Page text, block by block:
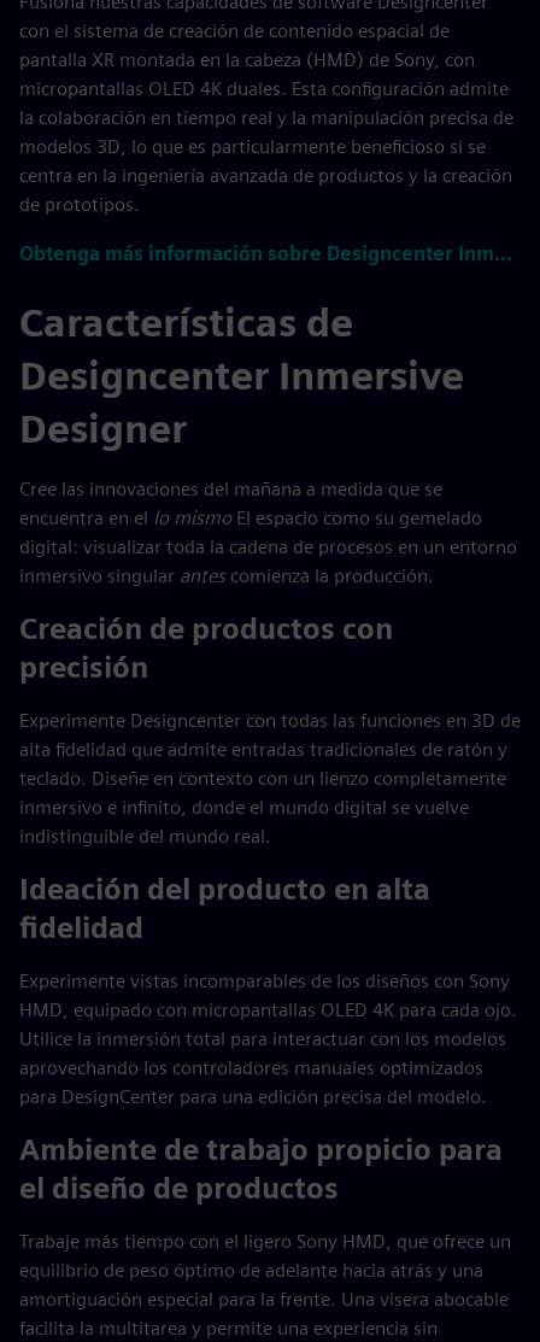
con el sistema de creación de contenido espacial de
pantalla XR montada en la cabeza (HMD) de Sony, con
micropantallas OLED 4K duales. Esta configuración admite
la colaboración en tiempo real y la manipulación precisa de
modelos 3D, lo que es particularmente beneficioso si se
centra en la ingeniería avanzada de productos y la creación
de prototipos.
Obtenga más información sobre Designcenter Inmersive Designer
Características de
Designcenter Inmersive
Designer
Cree las innovaciones del mañana a medida que se
encuentra en el lo mismo El espacio como su gemelado
digital: visualizar toda la cadena de procesos en un entorno
inmersivo singular antescomienza la producción.
Creación de productos con
precisión
Experimente Designcenter con todas las funciones en 3D de
alta fidelidad que admite entradas tradicionales de ratón y
teclado. Diseñe en contexto con un lienzo completamente
inmersivo e infinito, donde el mundo digital se vuelve
indistinguible del mundo real.
Ideación del producto en alta
fidelidad
Experimente vistas incomparables de los diseños con Sony
HMD, equipado con micropantallas OLED 4K para cada ojo.
Utilice la inmersión total para interactuar con los modelos
aprovechando los controladores manuales optimizados
para DesignCenter para una edición precisa del modelo.
Ambiente de trabajo propicio para
el diseño de productos
Trabaje más tiempo con el ligero Sony HMD, que ofrece un
equilibrio de peso óptimo de adelante hacia atrás y una
amortiguación especial para la frente. Una visera abocable
facilita la multitarea y permite una experiencia sin